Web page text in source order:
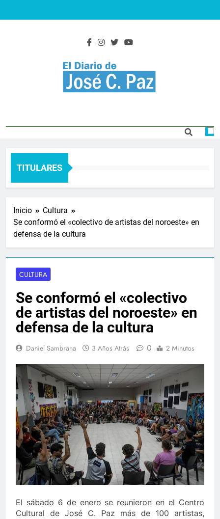
C. Paz
TITULARES
Inicio
Cultura
Se conformó el «colectivo de artistas del noroeste» en
defensa de la cultura
CULTURA
Se conformó el «colectivo
de artistas del noroeste» en
defensa de la cultura
Daniel Sambrana 3 Años Atrás 0 2 Minutos
El sábado 6 de enero se reunieron en el Centro
Cultural de José C. Paz más de 100 artistas,